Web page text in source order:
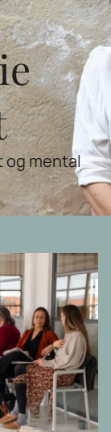
og mental